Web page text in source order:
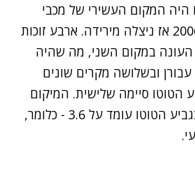
היה המקום העשירי של מכבי
הרצליה, בעונת 2006/07 אז ניצלה מירידה. ארבע זוכות
העונה במקום השני, מה שהיה
ובשלושה מקרים שונים
הטוטו סיימה שלישית. המיקום
הממוצע של הזוכות בגביע הטוטו עומד על 3.6 - כלומר,